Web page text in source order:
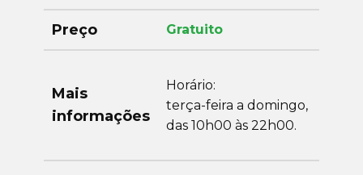
Preço Gratuito
Mais
informações
Horário:
terça-feira a domingo,
das 10h00 às 22h00.